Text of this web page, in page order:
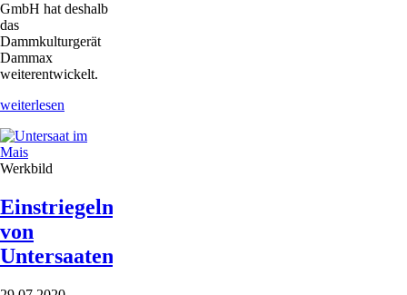
GmbH hat deshalb
das
Dammkulturgerät
Dammax
weiterentwickelt.
weiterlesen
Werkbild
Einstriegeln
von
Untersaaten